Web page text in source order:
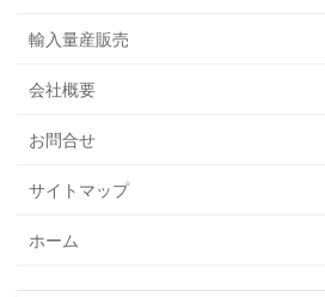
輸入量産販売
会社概要
お問合せ
サイトマップ
ホーム